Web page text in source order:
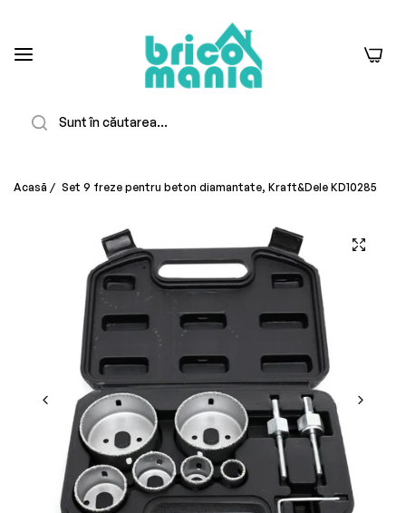
0
Acasă / Set 9 freze pentru beton diamantate, Kraft&Dele KD10285